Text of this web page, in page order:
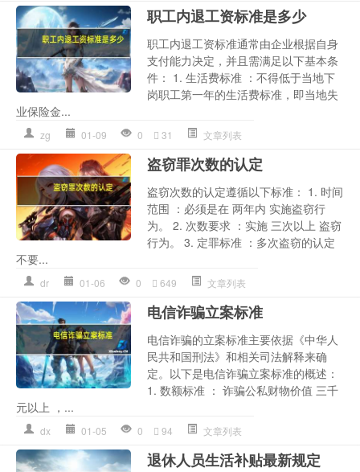
职工内退工资标准是多少
职工内退工资标准通常由企业根据自身
支付能力决定，并且需满足以下基本条
件： 1. 生活费标准 ：不得低于当地下
岗职工第一年的生活费标准，即当地失
业保险金...
zg 01-09 0 31 文章列表
盗窃罪次数的认定
盗窃次数的认定遵循以下标准： 1. 时间
范围 ：必须是在 两年内 实施盗窃行
为。 2. 次数要求 ：实施 三次以上 盗窃
行为。 3. 定罪标准 ：多次盗窃的认定
不要...
dr 01-06 0 649 文章列表
电信诈骗立案标准
电信诈骗的立案标准主要依据《中华人
民共和国刑法》和相关司法解释来确
定。以下是电信诈骗立案标准的概述：
1. 数额标准 ： 诈骗公私财物价值 三千
元以上 ，...
dx 01-05 0 94 文章列表
退休人员生活补贴最新规定